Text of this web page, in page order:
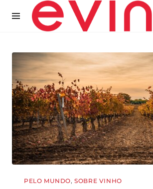
PELO MUNDO,SOBRE VINHO